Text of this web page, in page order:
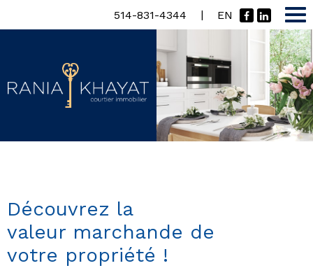
514-831-4344 | EN
Découvrez la
valeur marchande de
votre propriété !